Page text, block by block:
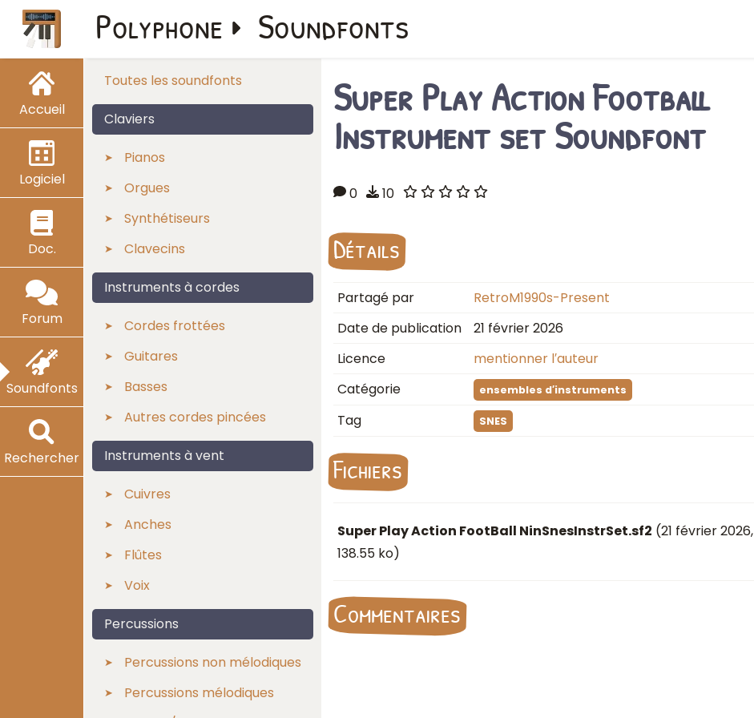
Accueil
Logiciel
Doc.
Forum
Soundfonts
Rechercher
Polyphone Soundfonts
Toutes les soundfonts
Claviers
Pianos
Orgues
Synthétiseurs
Clavecins
Instruments à cordes
Cordes frottées
Guitares
Basses
Autres cordes pincées
Instruments à vent
Cuivres
Anches
Flûtes
Voix
Percussions
Percussions non mélodiques
Percussions mélodiques
Super Play Action Football
Instrument set Soundfont
0 10
Détails
Partagé par
RetroM1990s-Present
Date de publication
21 février 2026
Licence
mentionner l′auteur
Catégorie
ensembles d′instruments
Tag SNES
Fichiers
Super Play Action FootBall NinSnesInstrSet.sf2 (21 février 2026,
138.55 ko)
Commentaires